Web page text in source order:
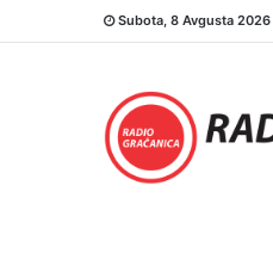
Subota, 8 Avgusta 2026